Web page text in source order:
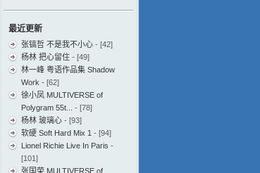
档
最近更新
张镐哲 不是我不小心 - [42]
杨林 把心留住 - [49]
林一峰 粤语作品集 Shadow
Work - [62]
徐小凤 MULTIVERSE of
Polygram 55t...
- [78]
杨林 玻璃心 - [93]
软硬 Soft Hard Mix 1 - [94]
Lionel Richie Live In Paris -
[101]
张国荣 MULTIVERSE of